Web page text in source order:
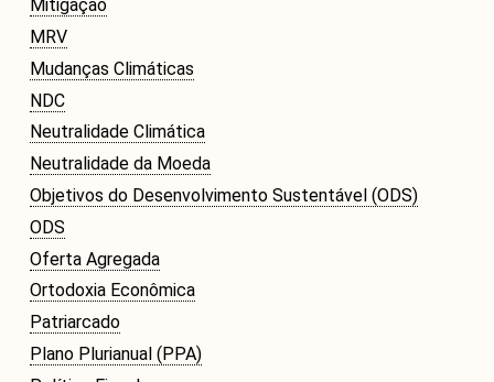
Mitigação
MRV
Mudanças Climáticas
NDC
Neutralidade Climática
Neutralidade da Moeda
Objetivos do Desenvolvimento Sustentável (ODS)
ODS
Oferta Agregada
Ortodoxia Econômica
Patriarcado
Plano Plurianual (PPA)